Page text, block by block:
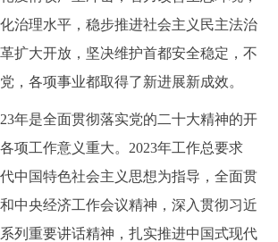
治理水平，稳步推进社会主义民主法治
扩大开放，坚决维护首都安全稳定，不
，各项事业都取得了新进展新成效。
是全面贯彻落实党的二十大精神的开
项工作意义重大。2023年工作总要求
中国特色社会主义思想为指导，全面贯
中央经济工作会议精神，深入贯彻习近
列重要讲话精神，扎实推进中国式现代